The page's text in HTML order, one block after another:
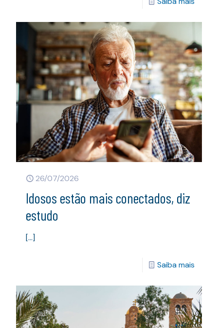
26/07/2026
Idosos estão mais conectados, diz
estudo
[…]
Saiba mais